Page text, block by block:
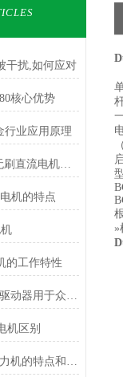
干扰,如何应对
核心优势
行业应用原理
servotecnica用于直流和无刷直流电机的数字驱动器
机的特点
的工作特性
Maxon motor直流电机和驱动器用于众多医疗应用中
机区别
SCHMIDT Technology压力机的特点和应用
»